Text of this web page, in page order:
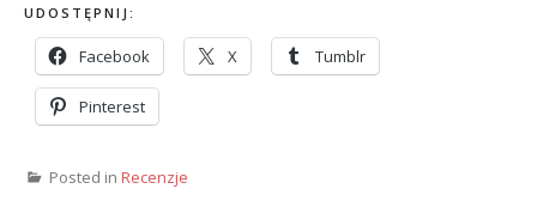
UDOSTĘPNIJ:
Facebook X Tumblr
Pinterest
Posted in Recenzje